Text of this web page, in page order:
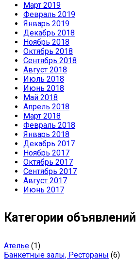
Март 2019
Февраль 2019
Январь 2019
Декабрь 2018
Ноябрь 2018
Октябрь 2018
Сентябрь 2018
Август 2018
Июль 2018
Июнь 2018
Май 2018
Апрель 2018
Март 2018
Февраль 2018
Январь 2018
Декабрь 2017
Ноябрь 2017
Октябрь 2017
Сентябрь 2017
Август 2017
Июнь 2017
Категории объявлений
Ателье (1)
Банкетные залы, Рестораны (6)